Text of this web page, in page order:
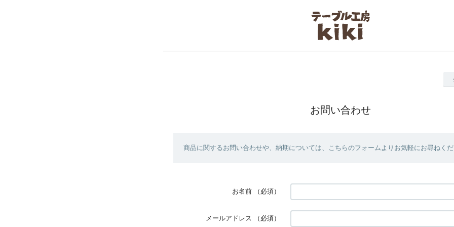
お問い合わせ
商品に関するお問い合わせや、納期については、こちらのフォームよりお気軽にお尋ねくだ
お名前 （必須）
メールアドレス （必須）